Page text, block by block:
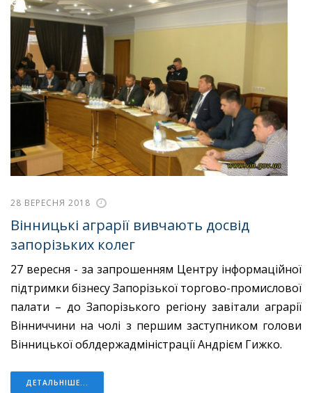
28 ВЕРЕСНЯ 2018
Вінницькі аграрії вивчають досвід
запорізьких колег
27 вересня - за запрошенням Центру інформаційної
підтримки бізнесу Запорізької торгово-промислової
палати – до Запорізького регіону завітали аграрії
Вінниччини на чолі з першим заступником голови
Вінницької облдержадміністрації Андрієм Гижко.
ДЕТАЛЬНІШЕ...